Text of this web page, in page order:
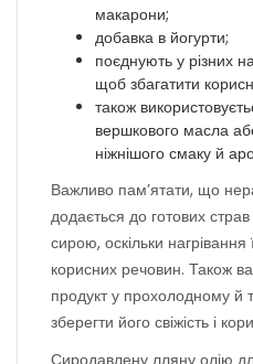
макарони;
добавка в йогурти;
поєднують у різних
щоб збагатити
також
вершкового масла
ніжнішого смаку й
Важливо пам’ятати, що
додається до готових
сирою, оскільки нагрівання
корисних речовин. Також
продукт у прохолодному й
зберегти його свіжість і
Сиродавлену лляну олію